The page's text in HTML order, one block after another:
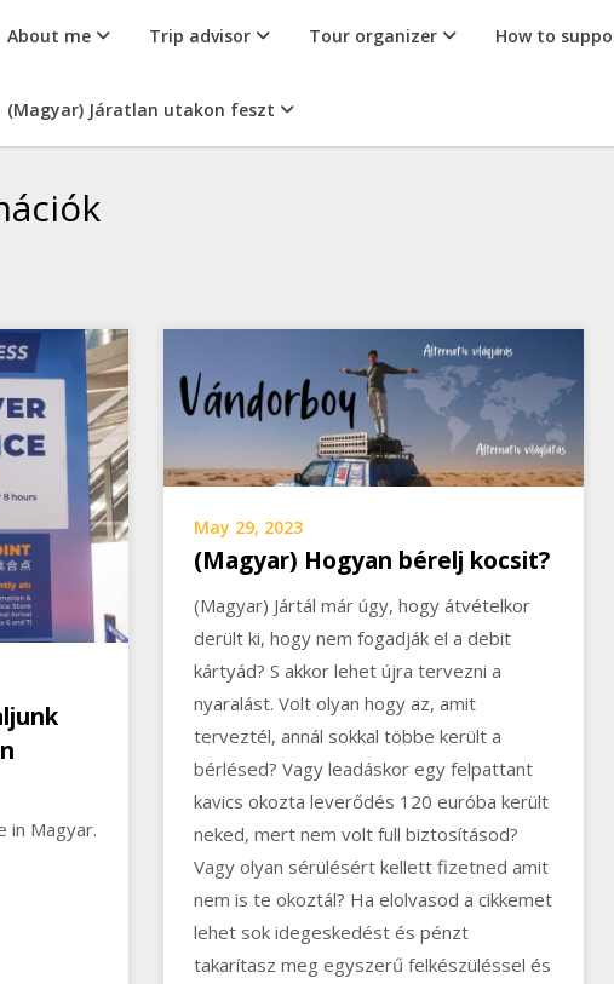
About me Trip advisor Tour organizer How to
(Magyar) Járatlan utakon feszt
in Magyar.
May 29, 2023
(Magyar) Hogyan bérelj kocsit?
(Magyar) Jártál már úgy, hogy átvételkor
derült ki, hogy nem fogadják el a debit
kártyád? S akkor lehet újra tervezni a
nyaralást. Volt olyan hogy az, amit
terveztél, annál sokkal többe került a
bérlésed? Vagy leadáskor egy felpattant
kavics okozta leverődés 120 euróba került
neked, mert nem volt full biztosításod?
Vagy olyan sérülésért kellett fizetned amit
nem is te okoztál? Ha elolvasod a cikkemet
lehet sok idegeskedést és pénzt
takarítasz meg egyszerű felkészüléssel és